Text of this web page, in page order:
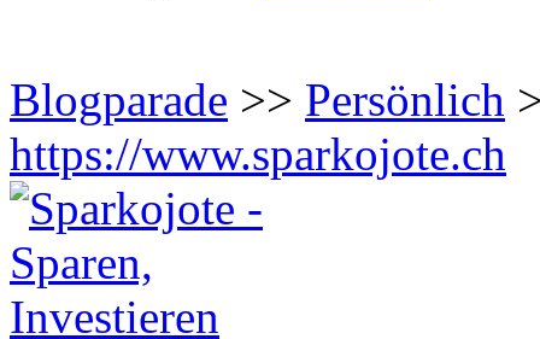
Blogparade >> Persönlich
https://www.sparkojote.ch